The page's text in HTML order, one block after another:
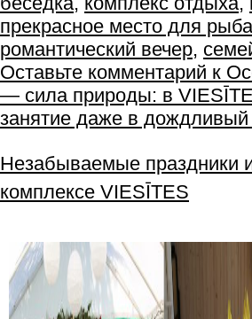
прекрасное место для
романтический вечер,
Оставьте комментарий к
— сила природы: в
занятие даже в дождливый
Незабываемые праздники
комплексе VIESĪTES